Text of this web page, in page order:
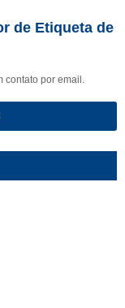
de Etiqueta de
contato por email.